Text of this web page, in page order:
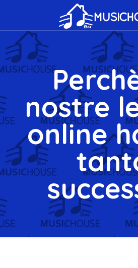
nostre
online